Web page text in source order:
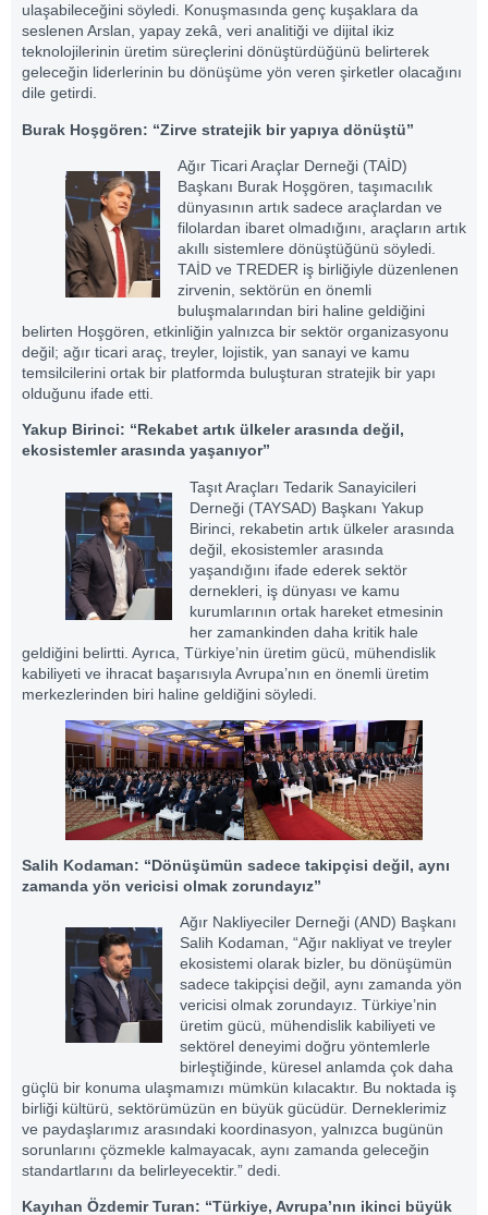
ulaşabileceğini söyledi. Konuşmasında genç kuşaklara da
seslenen Arslan, yapay zekâ, veri analitiği ve dijital ikiz
teknolojilerinin üretim süreçlerini dönüştürdüğünü belirterek
geleceğin liderlerinin bu dönüşüme yön veren şirketler olacağını
dile getirdi.
Burak Hoşgören: “Zirve stratejik bir yapıya dönüştü”
Ağır Ticari Araçlar Derneği (TAİD)
Başkanı Burak Hoşgören, taşımacılık
dünyasının artık sadece araçlardan ve
filolardan ibaret olmadığını, araçların artık
akıllı sistemlere dönüştüğünü söyledi.
TAİD ve TREDER iş birliğiyle düzenlenen
zirvenin, sektörün en önemli
buluşmalarından biri haline geldiğini
belirten Hoşgören, etkinliğin yalnızca bir sektör organizasyonu
değil; ağır ticari araç, treyler, lojistik, yan sanayi ve kamu
temsilcilerini ortak bir platformda buluşturan stratejik bir yapı
olduğunu ifade etti.
Yakup Birinci: “Rekabet artık ülkeler arasında değil,
ekosistemler arasında yaşanıyor”
Taşıt Araçları Tedarik Sanayicileri
Derneği (TAYSAD) Başkanı Yakup
Birinci, rekabetin artık ülkeler arasında
değil, ekosistemler arasında
yaşandığını ifade ederek sektör
dernekleri, iş dünyası ve kamu
kurumlarının ortak hareket etmesinin
her zamankinden daha kritik hale
geldiğini belirtti. Ayrıca, Türkiye’nin üretim gücü, mühendislik
kabiliyeti ve ihracat başarısıyla Avrupa’nın en önemli üretim
merkezlerinden biri haline geldiğini söyledi.
Salih Kodaman: “Dönüşümün sadece takipçisi değil, aynı
zamanda yön vericisi olmak zorundayız”
Ağır Nakliyeciler Derneği (AND) Başkanı
Salih Kodaman, “Ağır nakliyat ve treyler
ekosistemi olarak bizler, bu dönüşümün
sadece takipçisi değil, aynı zamanda yön
vericisi olmak zorundayız. Türkiye’nin
üretim gücü, mühendislik kabiliyeti ve
sektörel deneyimi doğru yöntemlerle
birleştiğinde, küresel anlamda çok daha
güçlü bir konuma ulaşmamızı mümkün kılacaktır. Bu noktada iş
birliği kültürü, sektörümüzün en büyük gücüdür. Derneklerimiz
ve paydaşlarımız arasındaki koordinasyon, yalnızca bugünün
sorunlarını çözmekle kalmayacak, aynı zamanda geleceğin
standartlarını da belirleyecektir.” dedi.
Kayıhan Özdemir Turan: “Türkiye, Avrupa’nın ikinci büyük